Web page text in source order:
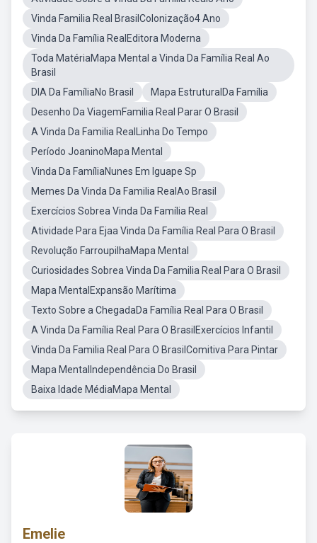
Vinda Familia Real BrasilColonização4 Ano
Vinda Da Família RealEditora Moderna
Toda MatériaMapa Mental a Vinda Da Família Real Ao
Brasil
DIA Da FamíliaNo Brasil
Mapa EstruturalDa Família
Desenho Da ViagemFamilia Real Parar O Brasil
A Vinda Da Familia RealLinha Do Tempo
Período JoaninoMapa Mental
Vinda Da FamíliaNunes Em Iguape Sp
Memes Da Vinda Da Familia RealAo Brasil
Exercícios Sobrea Vinda Da Família Real
Atividade Para Ejaa Vinda Da Família Real Para O Brasil
Revolução FarroupilhaMapa Mental
Curiosidades Sobrea Vinda Da Familia Real Para O Brasil
Mapa MentalExpansão Marítima
Texto Sobre a ChegadaDa Família Real Para O Brasil
A Vinda Da Família Real Para O BrasilExercícios Infantil
Vinda Da Familia Real Para O BrasilComitiva Para Pintar
Mapa MentalIndependência Do Brasil
Baixa Idade MédiaMapa Mental
Emelie